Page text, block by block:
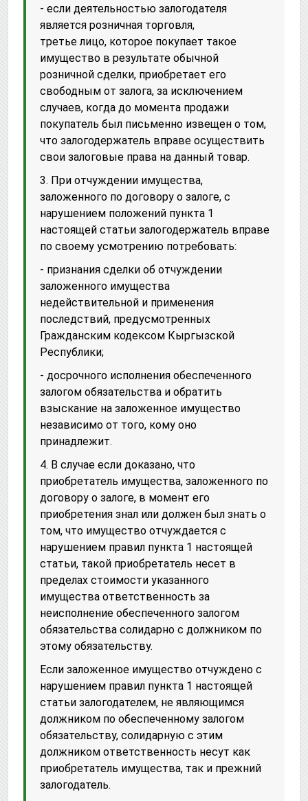
- если деятельностью залогодателя
является розничная торговля,
третье лицо, которое покупает такое
имущество в результате обычной
розничной сделки, приобретает его
свободным от залога, за исключением
случаев, когда до момента продажи
покупатель был письменно извещен о том,
что залогодержатель вправе осуществить
свои залоговые права на данный товар.
3. При отчуждении имущества,
заложенного по договору о залоге, с
нарушением положений пункта 1
настоящей статьи залогодержатель вправе
по своему усмотрению потребовать:
- признания сделки об отчуждении
заложенного имущества
недействительной и применения
последствий, предусмотренных
Гражданским кодексом Кыргызской
Республики;
- досрочного исполнения обеспеченного
залогом обязательства и обратить
взыскание на заложенное имущество
независимо от того, кому оно
принадлежит.
4. В случае если доказано, что
приобретатель имущества, заложенного по
договору о залоге, в момент его
приобретения знал или должен был знать о
том, что имущество отчуждается с
нарушением правил пункта 1 настоящей
статьи, такой приобретатель несет в
пределах стоимости указанного
имущества ответственность за
неисполнение обеспеченного залогом
обязательства солидарно с должником по
этому обязательству.
Если заложенное имущество отчуждено с
нарушением правил пункта 1 настоящей
статьи залогодателем, не являющимся
должником по обеспеченному залогом
обязательству, солидарную с этим
должником ответственность несут как
приобретатель имущества, так и прежний
залогодатель.